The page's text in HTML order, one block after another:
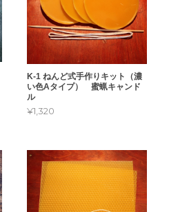
K-1 ねんど式手作りキット（濃
い色Aタイプ） 蜜蝋キャンド
ル
¥1,320